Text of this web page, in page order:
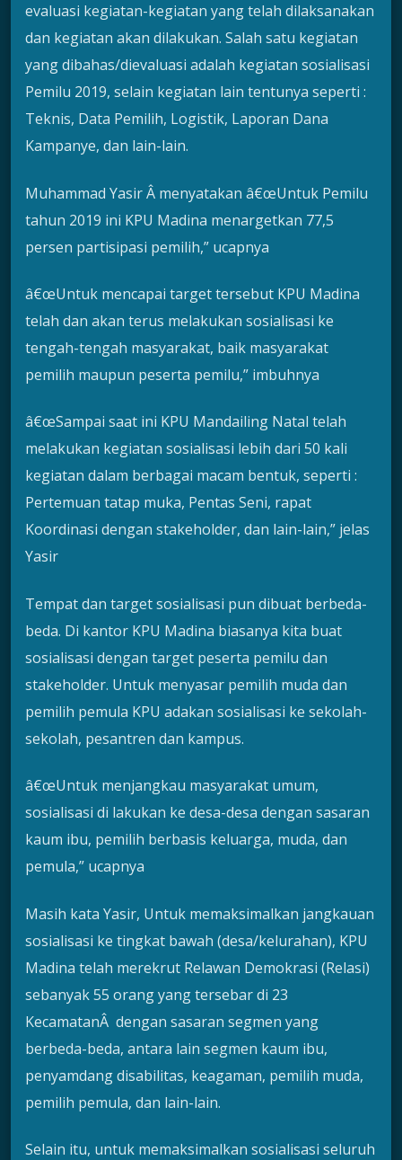
evaluasi kegiatan-kegiatan yang telah dilaksanakan
dan kegiatan akan dilakukan. Salah satu kegiatan
yang dibahas/dievaluasi adalah kegiatan sosialisasi
Pemilu 2019, selain kegiatan lain tentunya seperti :
Teknis, Data Pemilih, Logistik, Laporan Dana
Kampanye, dan lain-lain.
Muhammad Yasir Â menyatakan â€œUntuk Pemilu
tahun 2019 ini KPU Madina menargetkan 77,5
persen partisipasi pemilih,” ucapnya
â€œUntuk mencapai target tersebut KPU Madina
telah dan akan terus melakukan sosialisasi ke
tengah-tengah masyarakat, baik masyarakat
pemilih maupun peserta pemilu,” imbuhnya
â€œSampai saat ini KPU Mandailing Natal telah
melakukan kegiatan sosialisasi lebih dari 50 kali
kegiatan dalam berbagai macam bentuk, seperti :
Pertemuan tatap muka, Pentas Seni, rapat
Koordinasi dengan stakeholder, dan lain-lain,” jelas
Yasir
Tempat dan target sosialisasi pun dibuat berbeda-
beda. Di kantor KPU Madina biasanya kita buat
sosialisasi dengan target peserta pemilu dan
stakeholder. Untuk menyasar pemilih muda dan
pemilih pemula KPU adakan sosialisasi ke sekolah-
sekolah, pesantren dan kampus.
â€œUntuk menjangkau masyarakat umum,
sosialisasi di lakukan ke desa-desa dengan sasaran
kaum ibu, pemilih berbasis keluarga, muda, dan
pemula,” ucapnya
Masih kata Yasir, Untuk memaksimalkan jangkauan
sosialisasi ke tingkat bawah (desa/kelurahan), KPU
Madina telah merekrut Relawan Demokrasi (Relasi)
sebanyak 55 orang yang tersebar di 23
KecamatanÂ dengan sasaran segmen yang
berbeda-beda, antara lain segmen kaum ibu,
penyamdang disabilitas, keagaman, pemilih muda,
pemilih pemula, dan lain-lain.
Selain itu, untuk memaksimalkan sosialisasi seluruh